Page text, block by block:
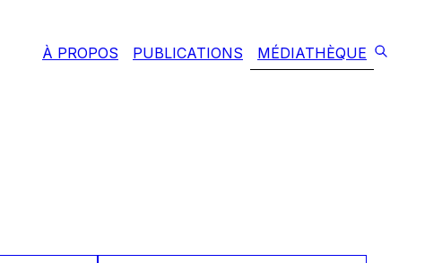
À PROPOS PUBLICATIONS MÉDIATHÈQUE